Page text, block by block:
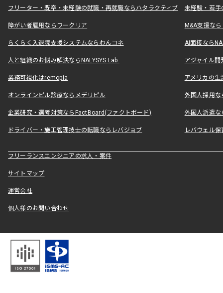
フリーター・既卒・未経験の就職・再就職ならハタラクティブ 未経験・若手
障がい者雇用ならワークリア M&A支援な
らくらく入退院支援システムならわんコネ AI面接なら
人と組織のお悩み解決ならNALYSYS Lab. アジャイル
業務可視化はremopia アメリカの
オンラインピル診療ならメデリピル 外国人採用
企業研究・選考対策ならFactBoard(ファクトボード) 外国人派遣な
ドライバー・施工管理技士の転職ならレバジョブ レバウェル
フリーランスエンジニアの求人・案件
サイトマップ
運営会社
個人様のお問い合わせ